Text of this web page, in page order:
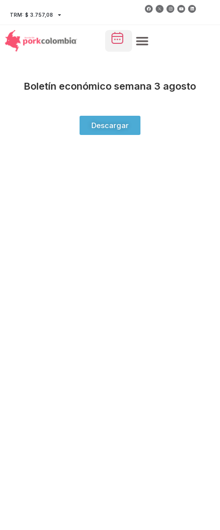
TRM: $ 3.757,08
Boletín económico semana 3 agosto
Descargar